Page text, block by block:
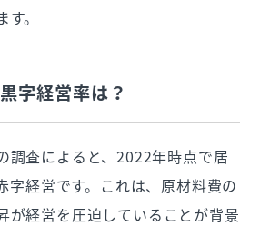
。
字経営率は？
調査によると、2022年時点で居
字経営です。これは、原材料費の
が経営を圧迫していることが背景